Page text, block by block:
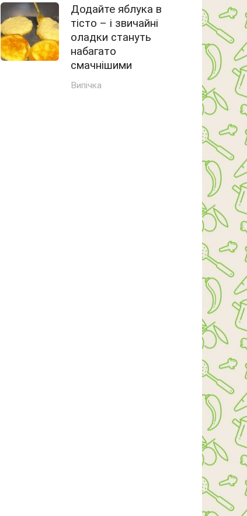
Додайте яблука в
тісто – і звичайні
оладки стануть
набагато
смачнішими
Випічка